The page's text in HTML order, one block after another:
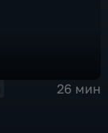
26 мин